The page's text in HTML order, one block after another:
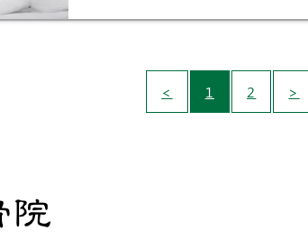
< 1 2 >